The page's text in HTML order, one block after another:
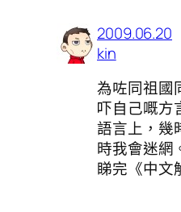
2009.06.20
kin
為咗同祖國
吓自己嘅方
語言上，幾
時我會迷網
睇完《中文